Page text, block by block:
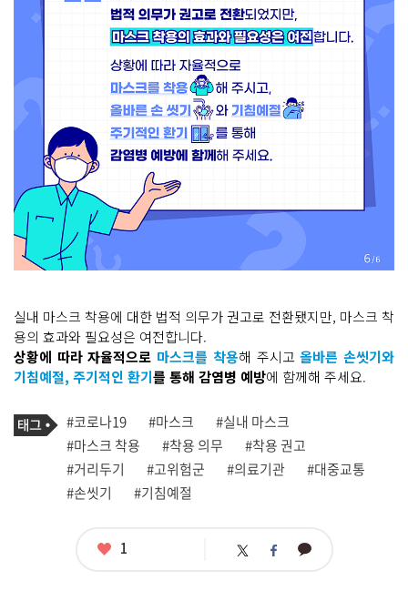
실내 마스크 착용에 대한 법적 의무가 권고로 전환됐지만, 마스크 착
용의 효과와 필요성은 여전합니다.
상황에 따라 자율적으로 마스크를 착용해 주시고올바른 손씻기와
기침예절, 주기적인 환기를 통해 감염병 예방에 함께해 주세요.
기
사
관
련
태
그
태
그
#코로나19 #마스크
#실내 마스크
#마스크 착용
#착용 의무
#착용 권고
#거리두기
#고위험군 #의료기관
#대중교통
#손씻기
#기침예절
좋1 트 페 카